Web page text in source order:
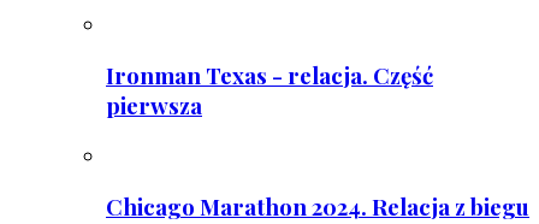
Ironman Texas - relacja. Część
pierwsza
Chicago Marathon 2024. Relacja z biegu